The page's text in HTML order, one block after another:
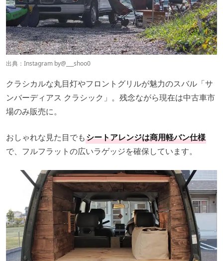
出典：Instagram by@___shoo0
クラシカルな丸目灯やフロントグリルが魅力のスバル「サ
ンバーディアス クラシック」。残念ながら現在は中古車市
場のみ販売に。
おしゃれな見た目でもシートアレンジは商用軽バン仕様
で、フルフラットの広いラゲッジを確保しています。